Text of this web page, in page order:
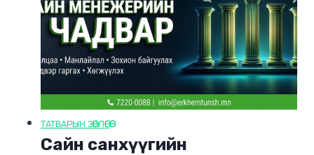
ТАТВАРЫН ЗӨВЛӨГӨӨ
Сайн санхүүгийн